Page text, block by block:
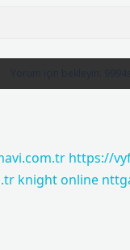
https://
knight online